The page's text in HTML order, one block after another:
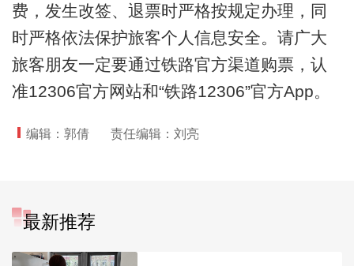
费，发生改签、退票时严格按规定办理，同
时严格依法保护旅客个人信息安全。请广大
旅客朋友一定要通过铁路官方渠道购票，认
准12306官方网站和“铁路12306”官方App。
编辑：郭倩 责任编辑：刘亮
最新推荐